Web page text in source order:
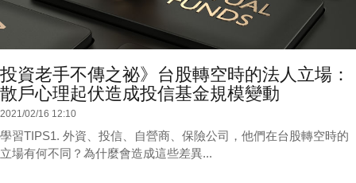
投資老手不傳之祕》台股轉空時的法人立場：
散戶心理起伏造成投信基金規模變動
2021/02/16 12:10
學習TIPS1. 外資、投信、自營商、保險公司，他們在台股轉空時的
立場有何不同？為什麼會造成這些差異...